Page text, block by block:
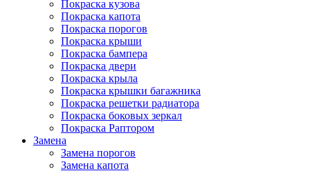
Покраска кузова
Покраска капота
Покраска порогов
Покраска крыши
Покраска бампера
Покраска двери
Покраска крыла
Покраска крышки багажника
Покраска решетки радиатора
Покраска боковых зеркал
Покраска Раптором
Замена
Замена порогов
Замена капота